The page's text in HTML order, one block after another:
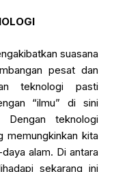
suasana
pesat dan
teknologi pasti
“ilmu” di sini
Dengan teknologi
memungkinkan kita
alam. Di antara
sekarang ini